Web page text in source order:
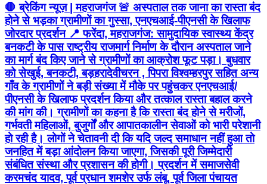
🛑 ब्रेकिंग न्यूज़ | महराजगंज 🚨 अस्पताल तक जाना का रास्ता बंद
होने से भड़का ग्रामीणों का गुस्सा, एनएचआई-पीएनसी के खिलाफ
जोरदार प्रदर्शन 📍 फरेंदा, महराजगंज: सामुदायिक स्वास्थ्य केंद्र
बनकटी के पास राष्ट्रीय राजमार्ग निर्माण के दौरान अस्पताल जाने
का मार्ग बंद किए जाने से ग्रामीणों का आक्रोश फूट पड़ा। बुधवार
को सेखुई, बनकटी, बड़हरादेवीचरन , पिपरा विश्वम्हरपुर सहित अन्य
गाँव के ग्रामीणों ने बड़ी संख्या में मौके पर पहुंचकर एनएचआई/
पीएनसी के खिलाफ प्रदर्शन किया और तत्काल रास्ता बहाल करने
की मांग की। ग्रामीणों का कहना है कि रास्ता बंद होने से मरीजों,
गर्भवती महिलाओं, बुजुर्गों और आपातकालीन सेवाओं को भारी परेशानी
हो रही है। लोगों ने चेतावनी दी कि यदि जल्द समाधान नहीं हुआ तो
जनहित में बड़ा आंदोलन किया जाएगा, जिसकी पूरी जिम्मेदारी
संबंधित संस्था और प्रशासन की होगी। प्रदर्शन में समाजसेवी
करमचंद यादव, पूर्व प्रधान शमशेर उर्फ लंबू, पूर्व जिला पंचायत